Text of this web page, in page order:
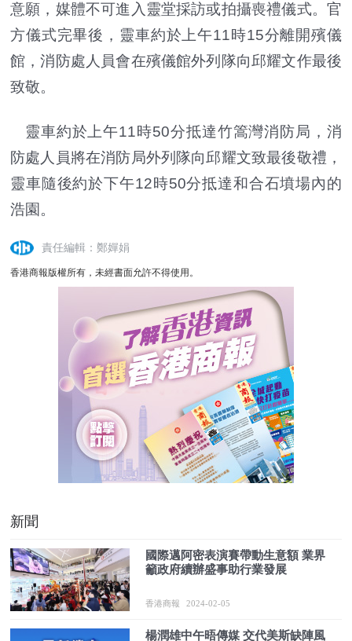
意願，媒體不可進入靈堂採訪或拍攝喪禮儀式。官
方儀式完畢後，靈車約於上午11時15分離開殯儀
館，消防處人員會在殯儀館外列隊向邱耀文作最後
致敬。
靈車約於上午11時50分抵達竹篙灣消防局，消
防處人員將在消防局外列隊向邱耀文致最後敬禮，
靈車隨後約於下午12時50分抵達和合石墳場內的
浩園。
責任編輯：鄭嬋娟
香港商報版權所有，未經書面允許不得使用。
新聞
國際邁阿密表演賽帶動生意額 業界
籲政府續辦盛事助行業發展
香港商報 2024-02-05
楊潤雄中午晤傳媒 交代美斯缺陣風